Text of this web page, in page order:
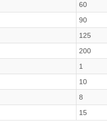
60
90
125
200
1
10
8
15